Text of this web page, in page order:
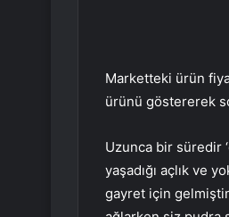
Marketteki ürün
ürünü göstererek
Uzunca bir süredir
yaşadığı açlık ve
gayret için